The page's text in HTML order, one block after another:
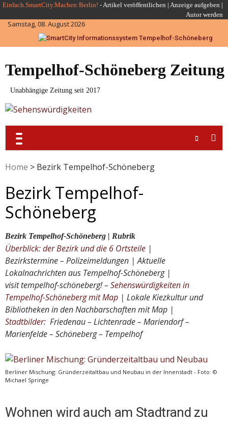
Skip
to
content
Einfach.SmartCity.Machen:Berlin! -Artikel veröffentlichen | Anzeige aufgeben |
Autor werden
Samstag, 08. August 2026
Tempelhof-Schöneberg Zeitung
Unabhängige Zeitung seit 2017
Home > Bezirk Tempelhof-Schöneberg
Bezirk Tempelhof-
Schöneberg
Bezirk Tempelhof-Schöneberg | Rubrik
Überblick: der Bezirk und die 6 Ortsteile |
Bezirkstermine – Polizeimeldungen | Aktuelle
Lokalnachrichten aus Tempelhof-Schöneberg |
visit tempelhof-schöneberg! – Sehenswürdigkeiten in
Tempelhof-Schöneberg mit Map | Lokale Kiezkultur und
Bibliotheken in den Nachbarschaften mit Map |
Stadtbilder: Friedenau – Lichtenrade – Mariendorf –
Marienfelde – Schöneberg – Tempelhof
Berliner Mischung: Gründerzeitaltbau und Neubau in der Innenstadt - Foto: ©
Michael Springe
Wohnen wird auch am Stadtrand zu